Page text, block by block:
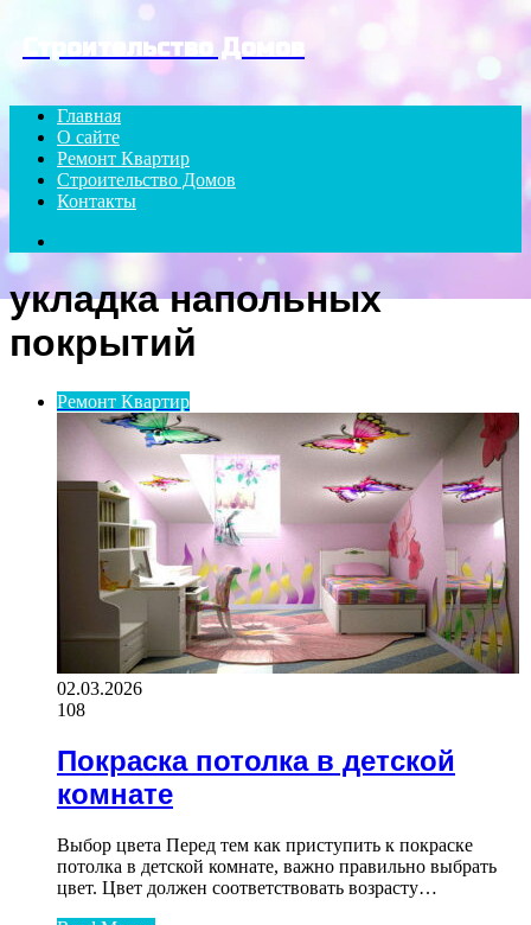
Строительство Домов
Главная
О сайте
Ремонт Квартир
Строительство Домов
Контакты
for
укладка напольных
покрытий
Ремонт Квартир
02.03.2026
108
Покраска потолка в детской
комнате
Выбор цвета Перед тем как приступить к покраске
потолка в детской комнате, важно правильно выбрать
цвет. Цвет должен соответствовать возрасту…